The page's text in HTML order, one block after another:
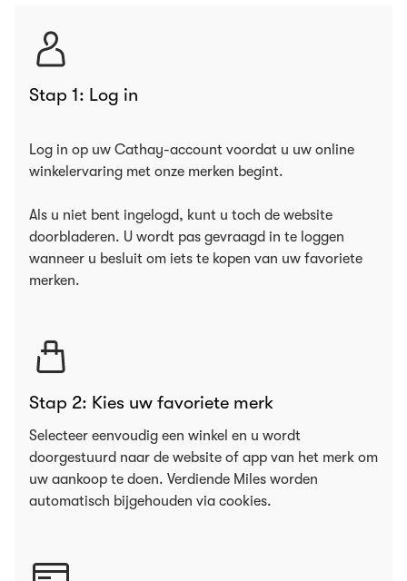
Stap 1: Log in
Log in op uw Cathay-account voordat u uw online
winkelervaring met onze merken begint.
Als u niet bent ingelogd, kunt u toch de website
doorbladeren. U wordt pas gevraagd in te loggen
wanneer u besluit om iets te kopen van uw favoriete
merken.
Stap 2: Kies uw favoriete merk
Selecteer eenvoudig een winkel en u wordt
doorgestuurd naar de website of app van het merk om
uw aankoop te doen. Verdiende Miles worden
automatisch bijgehouden via cookies.